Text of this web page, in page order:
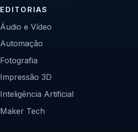
EDITORIAS
Áudio e Vídeo
Automação
Fotografia
Impressão 3D
Inteligência Artificial
Maker Tech